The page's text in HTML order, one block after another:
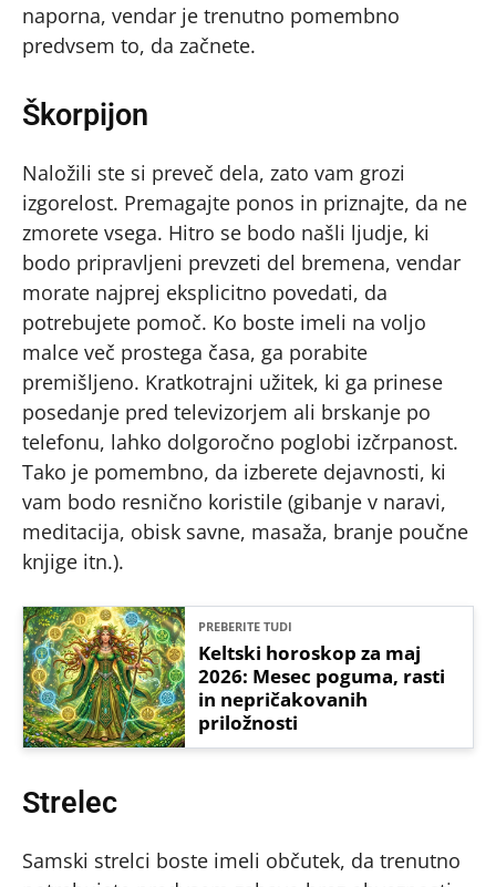
naporna, vendar je trenutno pomembno
predvsem to, da začnete.
Škorpijon
Naložili ste si preveč dela, zato vam grozi
izgorelost. Premagajte ponos in priznajte, da ne
zmorete vsega. Hitro se bodo našli ljudje, ki
bodo pripravljeni prevzeti del bremena, vendar
morate najprej eksplicitno povedati, da
potrebujete pomoč. Ko boste imeli na voljo
malce več prostega časa, ga porabite
premišljeno. Kratkotrajni užitek, ki ga prinese
posedanje pred televizorjem ali brskanje po
telefonu, lahko dolgoročno poglobi izčrpanost.
Tako je pomembno, da izberete dejavnosti, ki
vam bodo resnično koristile (gibanje v naravi,
meditacija, obisk savne, masaža, branje poučne
knjige itn.).
PREBERITE TUDI
Keltski horoskop za maj
2026: Mesec poguma, rasti
in nepričakovanih
priložnosti
Strelec
Samski strelci boste imeli občutek, da trenutno